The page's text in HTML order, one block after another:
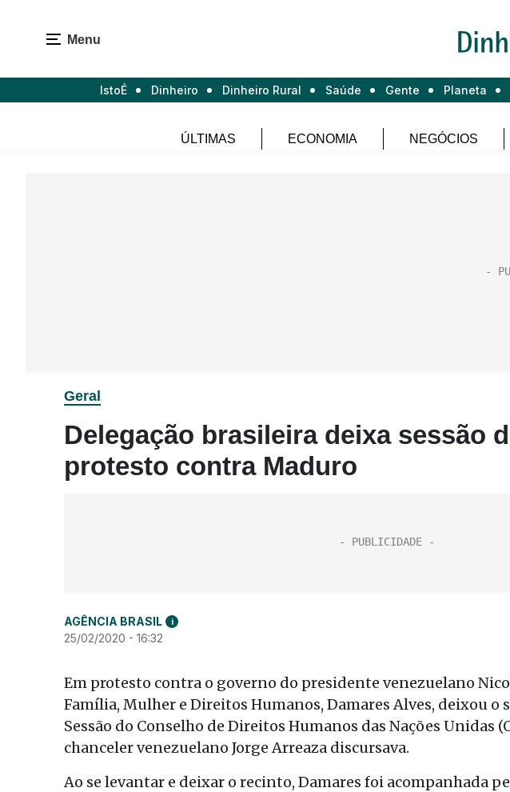
Menu
IstoÉ Dinheiro Dinheiro Rural Saúde Gente Planeta
ÚLTIMAS ECONOMIA NEGÓCIOS
Geral
Delegação brasileira deixa sessão
protesto contra Maduro
AGÊNCIA BRASIL i
25/02/2020 - 16:32
Em protesto contra o governo do presidente venezuelano
Família, Mulher e Direitos Humanos, Damares Alves, deixou o
Sessão do Conselho de Direitos Humanos das Nações Unidas
chanceler venezuelano Jorge Arreaza discursava.
Ao se levantar e deixar o recinto, Damares foi acompanhada